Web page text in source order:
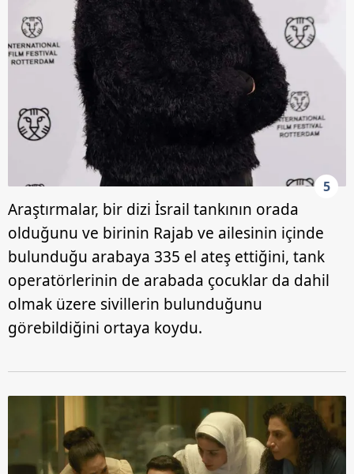
5
Araştırmalar, bir dizi İsrail tankının orada
olduğunu ve birinin Rajab ve ailesinin içinde
bulunduğu arabaya 335 el ateş ettiğini, tank
operatörlerinin de arabada çocuklar da dahil
olmak üzere sivillerin bulunduğunu
görebildiğini ortaya koydu.